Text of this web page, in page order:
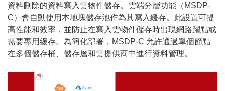
資料刪除的資料寫入雲物件儲存。雲端分層功能（MSDP-
C）會自動使用本地塊儲存池作為其寫入緩存。此設置可提
高性能和效率，並防止在寫入雲物件儲存時出現網路躍點或
需要專用緩存。為簡化部署，MSDP-C 允許通過單個節點
在多個儲存桶、儲存層和雲提供商中進行資料管理。